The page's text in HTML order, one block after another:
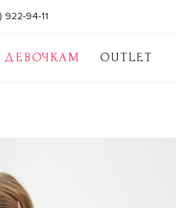
ДЕВОЧКАМ OUTLET
922-94-11